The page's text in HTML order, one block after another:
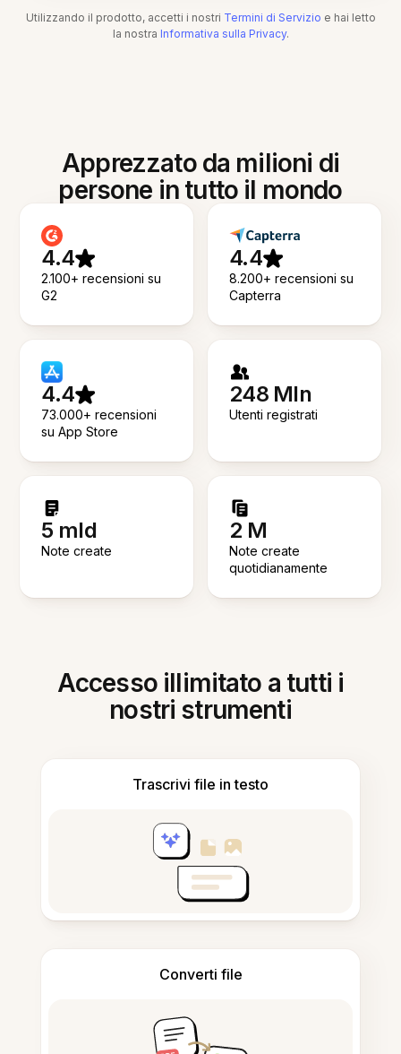
Utilizzando il prodotto, accetti i nostri Termini di Servizio e hai letto
la nostra Informativa sulla Privacy.
Apprezzato da milioni di
persone in tutto il mondo
4.4
2.100+ recensioni su
G2
4.4
8.200+ recensioni su
Capterra
4.4
73.000+ recensioni
su App Store
248 Mln
Utenti registrati
5 mld
Note create
2 M
Note create
quotidianamente
Accesso illimitato a tutti i
nostri strumenti
Trascrivi file in testo
Converti file